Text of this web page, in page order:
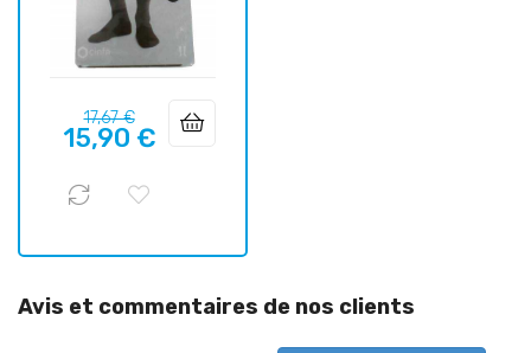
Prix
habituel
17,67 €Prix
15,90 €
Avis et commentaires de nos clients